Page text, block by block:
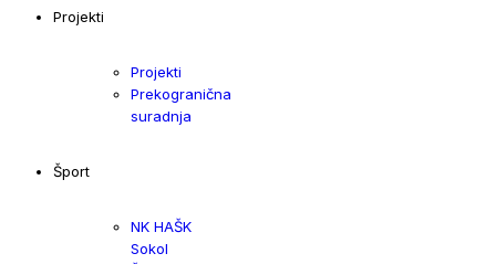
Projekti
Projekti
Prekogranična
suradnja
Šport
NK HAŠK
Sokol